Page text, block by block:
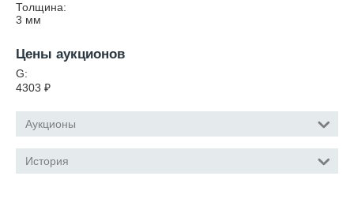
Толщина:
3 мм
Цены аукционов
G:
4303 ₽
Аукционы
История